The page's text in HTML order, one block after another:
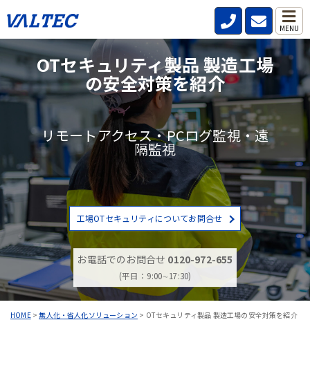
MENU
HOME>無人化・省人化ソリューション > OTセキュリティ製品 製造工場の安全対策を紹介
OTセキュリティ製品 製造工場
の安全対策を紹介
リモートアクセス・PCログ監視・遠
隔監視
工場OTセキュリティについてお問合せ
お電話でのお問合せ 0120-972-655
(平日：9:00∼17:30)